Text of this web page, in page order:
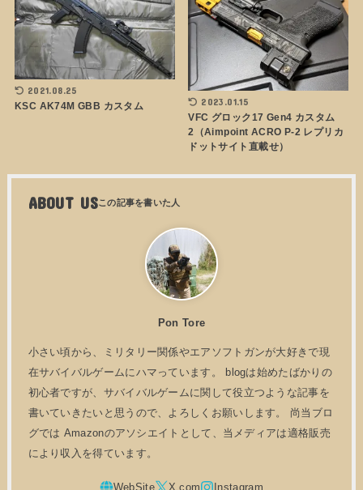
2021.08.25
KSC AK74M GBB カスタム 2023.01.15
VFC グロック17 Gen4 カスタム
2（Aimpoint ACRO P-2 レプリカ
ドットサイト直載せ）
ABOUT US
Pon Tore
小さい頃から、ミリタリー関係やエアソフトガンが大好きで現
在サバイバルゲームにハマっています。 blogは始めたばかりの
初心者ですが、サバイバルゲームに関して役立つような記事を
書いていきたいと思うので、よろしくお願いします。 尚当ブロ
グでは Amazonのアソシエイトとして、当メディアは適格販売
により収入を得ています。